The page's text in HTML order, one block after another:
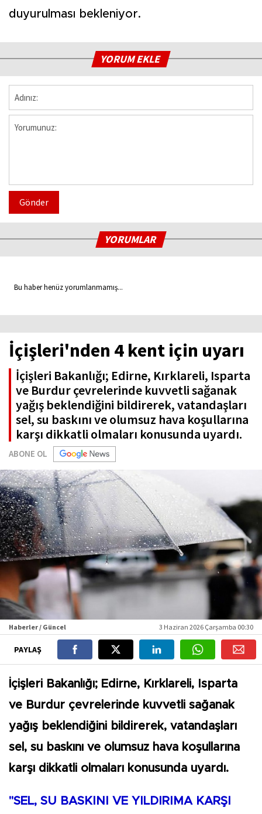
duyurulması bekleniyor.
YORUM EKLE
Gönder
YORUMLAR
Bu haber henüz yorumlanmamış...
İçişleri'nden 4 kent için uyarı
İçişleri Bakanlığı; Edirne, Kırklareli, Isparta
ve Burdur çevrelerinde kuvvetli sağanak
yağış beklendiğini bildirerek, vatandaşları
sel, su baskını ve olumsuz hava koşullarına
karşı dikkatli olmaları konusunda uyardı.
ABONE OL
Haberler / Güncel 3 Haziran 2026 Çarşamba 00:30
PAYLAŞ
İçişleri Bakanlığı; Edirne, Kırklareli, Isparta
ve Burdur çevrelerinde kuvvetli sağanak
yağış beklendiğini bildirerek, vatandaşları
sel, su baskını ve olumsuz hava koşullarına
karşı dikkatli olmaları konusunda uyardı.
"SEL, SU BASKINI VE YILDIRIMA KARŞI